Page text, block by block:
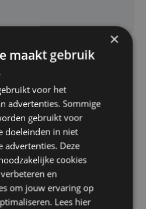
2017
×
maakt gebruik
voor het
advertenties. Sommige
gebruikt voor
doeleinden in niet
advertenties. Deze
cookies
en
om jouw ervaring op
Lees hier